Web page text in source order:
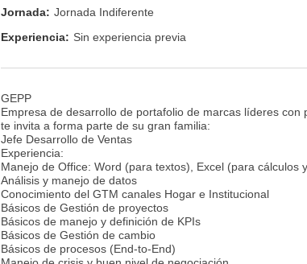
Jornada: Jornada Indiferente
Experiencia: Sin experiencia previa
GEPP
Empresa de desarrollo de portafolio de marcas líderes
te invita a forma parte de su gran familia:
Jefe Desarrollo de Ventas
Experiencia:
Manejo de Office: Word (para textos), Excel (para cálculos
Análisis y manejo de datos
Conocimiento del GTM canales Hogar e Institucional
Básicos de Gestión de proyectos
Básicos de manejo y definición de KPIs
Básicos de Gestión de cambio
Básicos de procesos (End-to-End)